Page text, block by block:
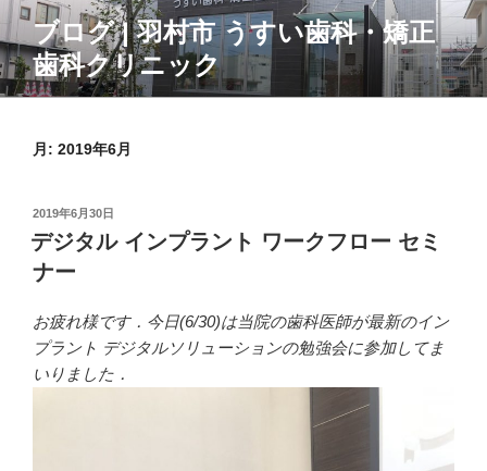
コ
ン
テ
ン
ブログ | 羽村市 うすい歯科・矯正
歯科クリニック
月: 2019年6月
投
稿
日:
2019年6月30日
デジタル インプラント ワークフロー セミ
ナー
お疲れ様です．今日(6/30)は当院の歯科医師が最新のイン
プラント デジタルソリューションの勉強会に参加してま
いりました．